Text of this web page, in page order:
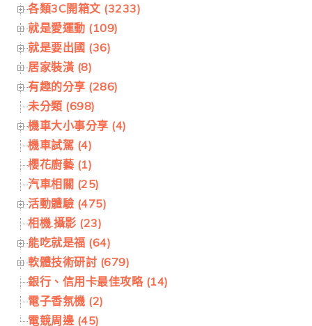
各類3C開箱文 (3233)
就是愛運動 (109)
就是要出國 (36)
居家裝潢 (8)
有趣的分享 (286)
未分類 (698)
機車大小事分享 (4)
機車試駕 (4)
櫻花廚藝 (1)
汽車相關 (25)
活動體驗 (475)
相機.攝影 (23)
能吃就是福 (64)
軟體技術研討 (679)
銀行、信用卡最佳攻略 (14)
電子香氛機 (2)
電競周邊 (45)